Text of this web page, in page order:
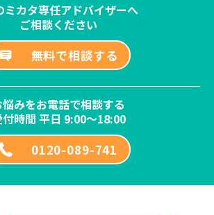
ミカタ専任アドバイザーへ
ご相談ください
無料で相談する
悩みをお電話で相談する
付時間 平日 9:00～18:00
0120-089-741